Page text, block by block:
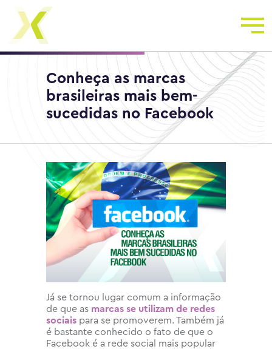
Conheça as marcas
brasileiras mais bem-
sucedidas no Facebook
Já se tornou lugar comum a informação
de que as marcas se utilizam de redes
sociais para se promoverem. Também já
é bastante conhecido o fato de que o
Facebook é a rede social mais popular